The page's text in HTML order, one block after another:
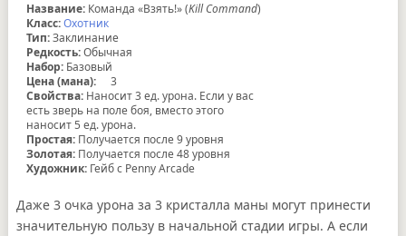
Название: Команда «Взять!» (Kill Command)
Класс:Охотник
Тип:Заклинание
Редкость:Обычная
Набор:Базовый
Цена (мана):
3
Свойства: Наносит 3 ед. урона. Если у вас
есть зверь на поле боя, вместо этого
наносит 5 ед. урона.
Простая:Получается после 9 уровня
Золотая:Получается после 48 уровня
Художник: Гейб с Penny Arcade
Даже 3 очка урона за 3 кристалла маны могут принести
значительную пользу в начальной стадии игры. А если